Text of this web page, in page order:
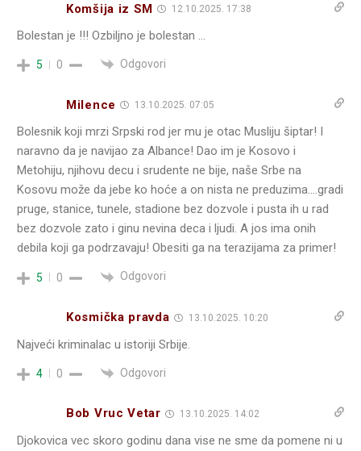
Komšija iz SM 12.10.2025. 17:38
Bolestan je !!! Ozbiljno je bolestan …
5 0 Odgovori
Milence 13.10.2025. 07:05
Bolesnik koji mrzi Srpski rod jer mu je otac Musliju šiptar! I
naravno da je navijao za Albance! Dao im je Kosovo i
Metohiju, njihovu decu i srudente ne bije, naše Srbe na
Kosovu može da jebe ko hoće a on nista ne preduzima….gradi
pruge, stanice, tunele, stadione bez dozvole i pusta ih u rad
bez dozvole zato i ginu nevina deca i ljudi. A jos ima onih
debila koji ga podrzavaju! Obesiti ga na terazijama za primer!
5 0 Odgovori
Kosmička pravda 13.10.2025. 10:20
Najveći kriminalac u istoriji Srbije.
4 0 Odgovori
Bob Vruc Vetar 13.10.2025. 14:02
Djokovica vec skoro godinu dana vise ne sme da pomene ni u